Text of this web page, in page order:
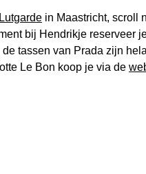
Lutgarde in Maastricht, scroll
bij Hendrikje reserveer
de tassen van Prada zijn
Le Bon koop je via de